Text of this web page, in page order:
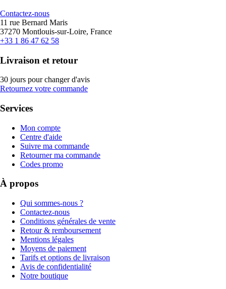
Contactez-nous
11 rue Bernard Maris
37270 Montlouis-sur-Loire, France
+33 1 86 47 62 58
Livraison et retour
30 jours pour changer d'avis
Retournez votre commande
Services
Mon compte
Centre d'aide
Suivre ma commande
Retourner ma commande
Codes promo
À propos
Qui sommes-nous ?
Contactez-nous
Conditions générales de vente
Retour & remboursement
Mentions légales
Moyens de paiement
Tarifs et options de livraison
Avis de confidentialité
Notre boutique